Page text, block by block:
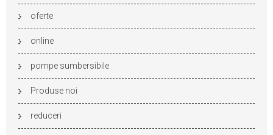
oferte
online
pompe sumbersibile
Produse noi
reduceri